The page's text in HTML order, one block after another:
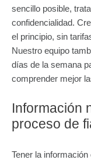
sencillo posible,
confidencialidad.
el principio, sin
Nuestro equipo
días de la semana
comprender mejor
Información
proceso de
Tener la